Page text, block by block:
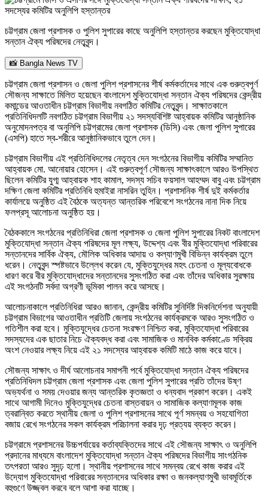
চট্টগ্রাম জেলা প্রশাসক ও পুলিশ সুপারের কাছে অনুলিপি হস্তান্তর করছেন মুক্তিযোদ্ধা
সন্তান ঐক্য পরিষদের নেতৃবৃন্দ।
📸 Bangla News TV
চট্টগ্রাম জেলা প্রশাসন ও জেলা পুলিশ প্রশাসনের শীর্ষ কর্মকর্তাদের সাথে এক গুরুত্বপূর্ণ
সৌজন্য সাক্ষাতে মিলিত হয়েছেন বাংলাদেশ মুক্তিযোদ্ধা সন্তান ঐক্য পরিষদের কেন্দ্রীয়
কমান্ডের আওতাধীন চট্টগ্রাম বিভাগীয় নবগঠিত কমিটির নেতৃবৃন্দ। সাক্ষাতকালে
প্রতিনিধিদলটি নবগঠিত চট্টগ্রাম বিভাগীয় ২১ সদস্যবিশিষ্ট আহ্বায়ক কমিটির আনুষ্ঠানিক
অনুমোদনপত্র বা অনুলিপি চট্টগ্রামের জেলা প্রশাসক (ডিসি) এবং জেলা পুলিশ সুপারের
(এসপি) হাতে স্ব-শরীরে আনুষ্ঠানিকভাবে তুলে দেন।
চট্টগ্রাম বিভাগীয় এই প্রতিনিধিদলের নেতৃত্ব দেন সংগঠনের বিভাগীয় কমিটির সম্মানিত
আহ্বায়ক মো. আনোয়ার হোসেন। এই গুরুত্বপূর্ণ সৌজন্য সাক্ষাৎকালে আরও উপস্থিত
ছিলেন কমিটির যুগ্ম আহ্বায়ক শাহ কামাল, সদস্য সচিব ফয়সাল আহম্মদ বাবু এবং চট্টগ্রাম
দক্ষিণ জেলা কমিটির প্রতিনিধি হুমাইরা নাসরিন তুহিন। প্রশাসনিক শীর্ষ দুই কর্মকর্তার
কার্যালয়ে অনুষ্ঠিত এই বৈঠকে অত্যন্ত আন্তরিক পরিবেশে সংগঠনের নানা দিক নিয়ে
ফলপ্রসূ আলোচনা অনুষ্ঠিত হয়।
বৈঠককালে সংগঠনের প্রতিনিধিরা জেলা প্রশাসক ও জেলা পুলিশ সুপারের নিকট বাংলাদেশ
মুক্তিযোদ্ধা সন্তান ঐক্য পরিষদের মূল লক্ষ্য, উদ্দেশ্য এবং বীর মুক্তিযোদ্ধা পরিবারের
সন্তানদের সার্বিক ঐক্য, মৌলিক অধিকার আদায় ও কল্যাণমুখী বিভিন্ন কার্যক্রম তুলে
ধরেন। নেতৃবৃন্দ স্পষ্টভাবে উল্লেখ করেন যে, মুক্তিযুদ্ধের মহৎ চেতনা ও মূল্যবোধকে
ধারণ করে বীর মুক্তিযোদ্ধাদের সন্তানদের সুসংগঠিত করা এবং তাঁদের অধিকার সুরক্ষায়
এই সংগঠনটি সর্বদা অগ্রণী ভূমিকা পালন করে আসছে।
আলোচনাকালে প্রতিনিধিরা আরও জানান, কেন্দ্রীয় কমিটির সুনির্দিষ্ট দিকনির্দেশনা অনুযায়ী
চট্টগ্রাম বিভাগের আওতাধীন প্রতিটি জেলায় সংগঠনের কার্যক্রমকে আরও সুসংগঠিত ও
গতিশীল করা হবে। মুক্তিযুদ্ধের চেতনা সংরক্ষণ নিশ্চিত করা, মুক্তিযোদ্ধা পরিবারের
সদস্যদের এক ছাতার নিচে ঐক্যবদ্ধ করা এবং সামাজিক ও মানবিক কর্মকাণ্ডে সক্রিয়
অংশ নেওয়ার লক্ষ্য নিয়ে এই ২১ সদস্যের আহ্বায়ক কমিটি মাঠে কাজ করে যাবে।
সৌজন্য সাক্ষাৎ ও দীর্ঘ আলোচনার সমাপনী পর্বে মুক্তিযোদ্ধা সন্তান ঐক্য পরিষদের
প্রতিনিধিদল চট্টগ্রাম জেলা প্রশাসক এবং জেলা পুলিশ সুপারের প্রতি তাঁদের উষ্ণ
অভ্যর্থনা ও সময় দেওয়ার জন্য আন্তরিক কৃতজ্ঞতা ও ধন্যবাদ প্রকাশ করেন। একই
সাথে আগামী দিনেও মুক্তিযুদ্ধের চেতনা বাস্তবায়ন ও সামাজিক কল্যাণমূলক কাজ
ত্বরান্বিত করতে স্থানীয় জেলা ও পুলিশ প্রশাসনের সাথে পূর্ণ সমন্বয় ও সহযোগিতা
বজায় রেখে সংগঠনের সকল কার্যক্রম পরিচালনা করার দৃঢ় প্রত্যয় ব্যক্ত করেন।
চট্টগ্রামে প্রশাসনের উচ্চপর্যায়ের কর্তাব্যক্তিদের সাথে এই সৌজন্য সাক্ষাৎ ও অনুলিপি
প্রদানের মাধ্যমে বাংলাদেশ মুক্তিযোদ্ধা সন্তান ঐক্য পরিষদের বিভাগীয় সাংগঠনিক
তৎপরতা আরও সুদৃঢ় হলো। স্থানীয় প্রশাসনের সাথে সমন্বয় রেখে কাজ করার এই
উদ্যোগ মুক্তিযোদ্ধা পরিবারের সন্তানদের অধিকার রক্ষা ও জনকল্যাণমুখী ভাবমূর্তিকে
বহুগুণে উজ্জ্বল করবে বলে আশা করা যাচ্ছে।